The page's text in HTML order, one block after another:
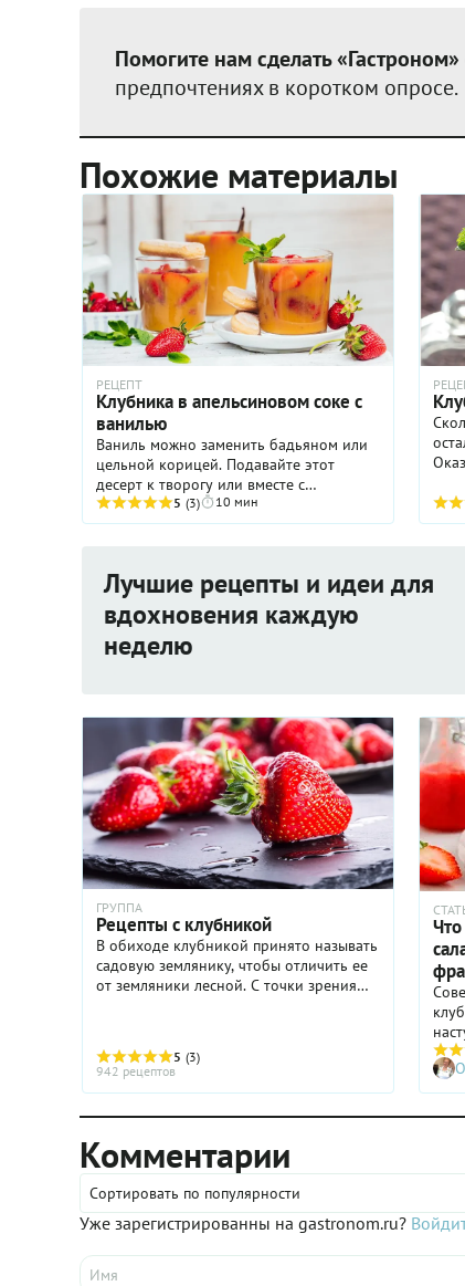
Помогите нам сделать
предпочтениях в коротком опросе.
Похожие материалы
РЕЦЕПТ
Клубника в апельсиновом соке с
ванилью
Ваниль можно заменить бадьяном или
цельной корицей. Подавайте этот
десерт к творогу или вместе с
хрестящей выпечкой.
5 (3) 10 мин
Лучшие рецепты и идеи для
вдохновения каждую
неделю
ГРУППА
Рецепты с клубникой
В обиходе клубникой принято называть
садовую землянику, чтобы отличить ее
от земляники лесной. С точки зрения
вдаваться в научные ...
5 (3)
942 рецептов
ее
Комментарии
Сортировать по популярности
Уже зарегистрированны на gastronom.ru?